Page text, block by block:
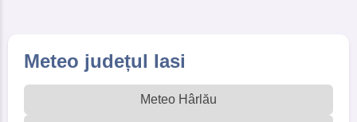
Meteo județul Iasi
Meteo Hârlău